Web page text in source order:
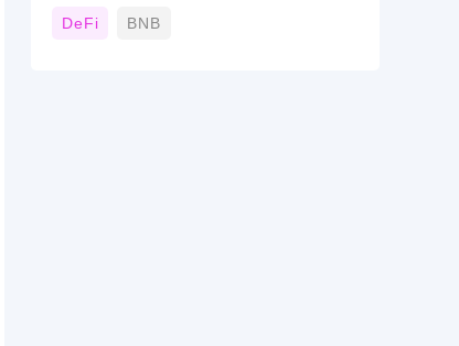
DeFi BNB